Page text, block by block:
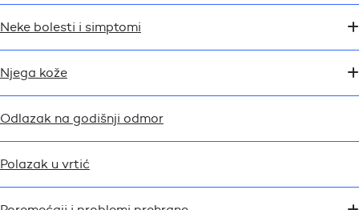
Neke bolesti i simptomi
Njega kože
Odlazak na godišnji odmor
Polazak u vrtić